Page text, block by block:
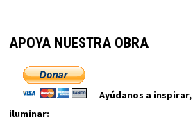
APOYA NUESTRA OBRA
Ayúdanos a
iluminar: